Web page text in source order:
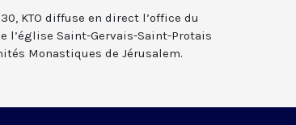
KTO diffuse en direct l’office du
l’église Saint-Gervais-Saint-Protais
Monastiques de Jérusalem.